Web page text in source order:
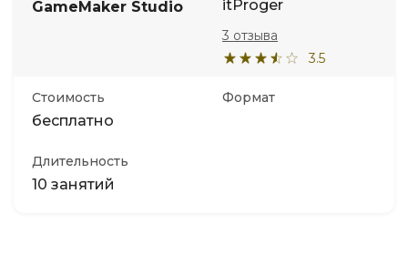
GameMaker Studio itProger
3.5
3 отзыва
Стоимость
бесплатно
Формат
Длительность
10 занятий